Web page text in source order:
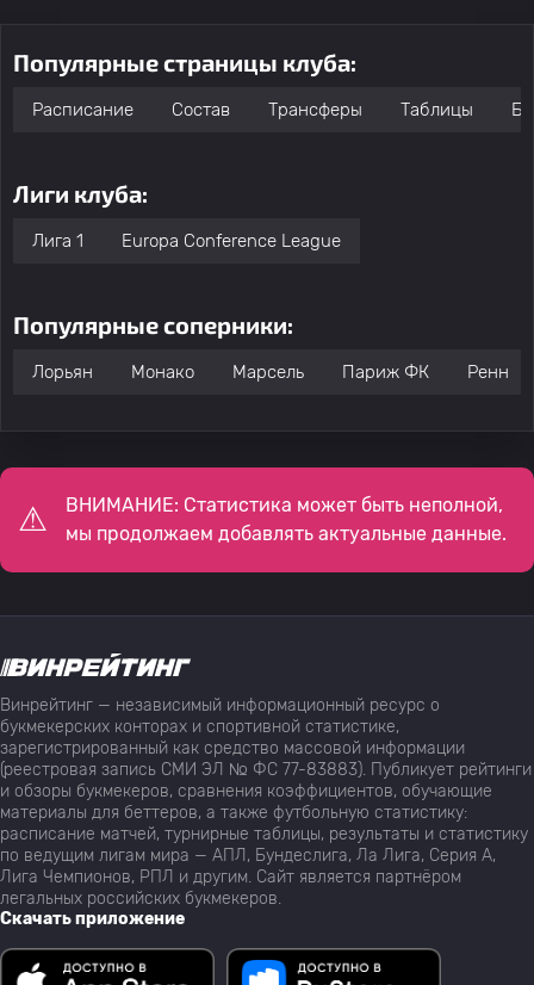
Популярные страницы клуба:
Расписание Состав Трансферы Таблицы
Лиги клуба:
Лига 1 Europa Conference League
Популярные соперники:
Лорьян Монако Марсель Париж ФК Ренн
ВНИМАНИЕ: Статистика может быть неполной,
мы продолжаем добавлять актуальные данные.
Винрейтинг — независимый информационный ресурс о
букмекерских конторах и спортивной статистике,
зарегистрированный как средство массовой информации
(реестровая запись СМИ ЭЛ № ФС 77-83883). Публикует рейтинги
и обзоры букмекеров, сравнения коэффициентов, обучающие
материалы для беттеров, а также футбольную статистику:
расписание матчей, турнирные таблицы, результаты и статистику
по ведущим лигам мира — АПЛ, Бундеслига, Ла Лига, Серия А,
Лига Чемпионов, РПЛ и другим. Сайт является партнёром
легальных российских букмекеров.
Скачать приложение